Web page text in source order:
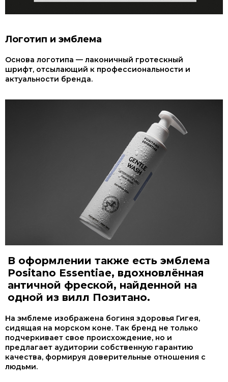
Логотип и эмблема
Основа логотипа — лаконичный гротескный
шрифт, отсылающий к профессиональности и
актуальности бренда.
В оформлении также есть эмблема
Positano Essentiae, вдохновлённая
античной фреской, найденной на
одной из вилл Позитано.
На эмблеме изображена богиня здоровья Гигея,
сидящая на морском коне. Так бренд не только
подчеркивает свое происхождение, но и
предлагает аудитории собственную гарантию
качества, формируя доверительные отношения с
людьми.